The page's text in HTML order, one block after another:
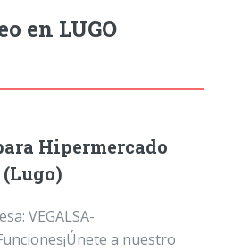
en LUGO
Hipermercado
VEGALSA-
a nuestro